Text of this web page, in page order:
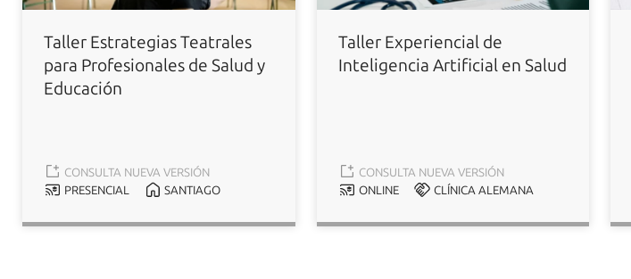
Taller Estrategias Teatrales
para Profesionales de Salud y
Educación
CONSULTA NUEVA VERSIÓN
PRESENCIAL
SANTIAGO
Taller Experiencial de
Inteligencia Artificial en Salud
CONSULTA NUEVA VERSIÓN
ONLINE
CLÍNICA ALEMANA